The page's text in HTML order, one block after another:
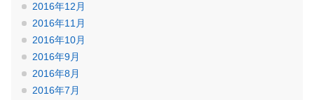
2016年12月
2016年11月
2016年10月
2016年9月
2016年8月
2016年7月